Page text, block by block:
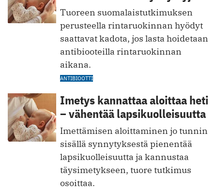
Tuoreen suomalaistutkimuksen
perusteella rintaruokinnan hyödyt
saattavat kadota, jos lasta hoidetaan
antibiooteilla rintaruokinnan
aikana.
ANTIBIOOTTI
Imetys kannattaa aloittaa heti
– vähentää lapsikuolleisuutta
Imettämisen aloittaminen jo tunnin
sisällä synnytyksestä pienentää
lapsikuolleisuutta ja kannustaa
täysimetykseen, tuore tutkimus
osoittaa.